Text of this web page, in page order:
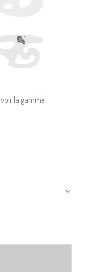
la gamme